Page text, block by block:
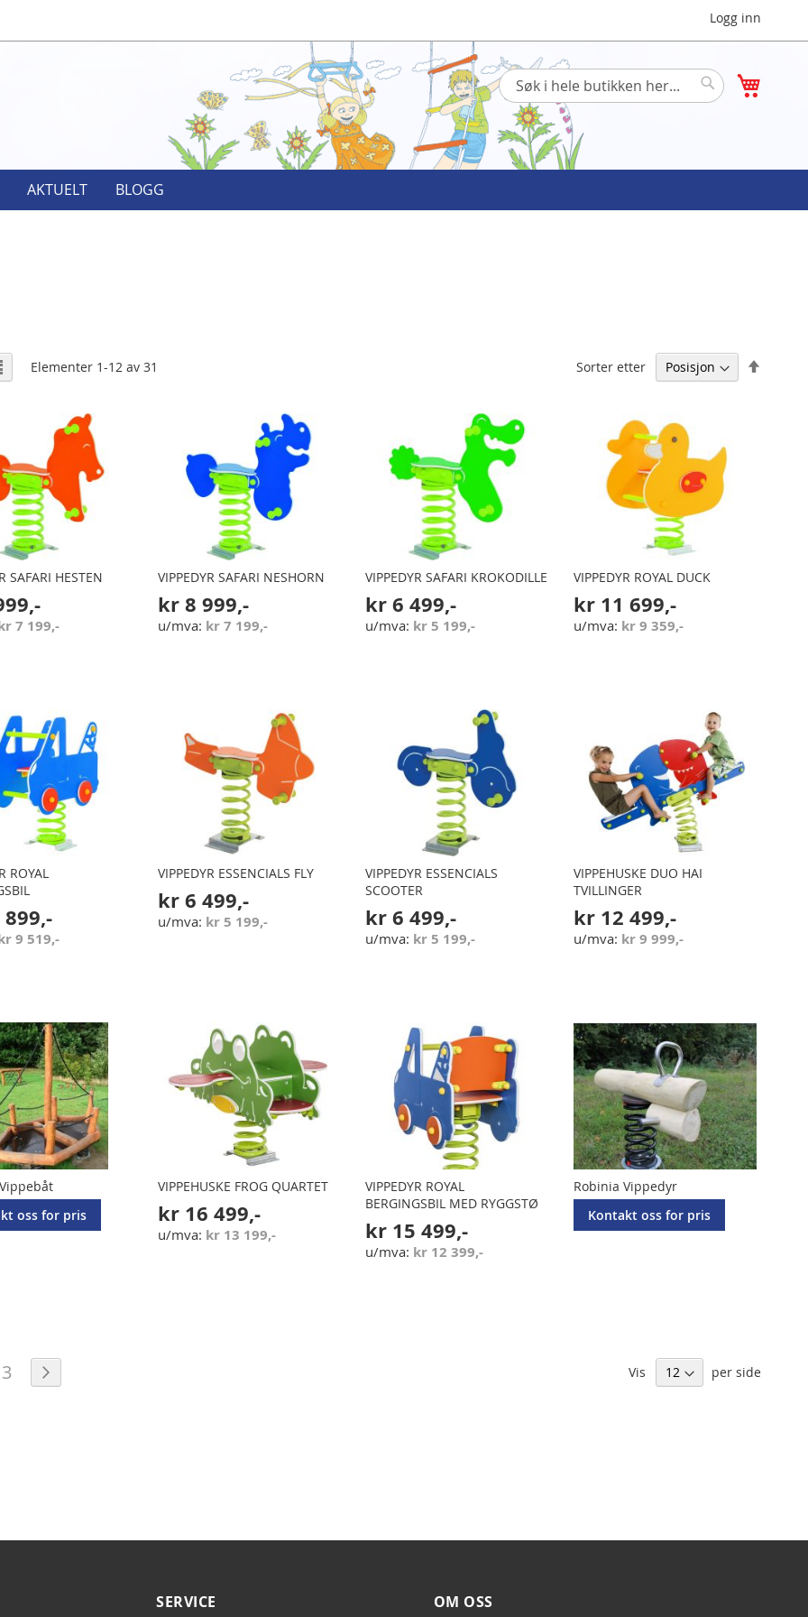
Logg inn
Søk
Søk
AKTUELT BLOGG
Liste Elementer 1-12av 31 Sorter etter
SAFARI HESTEN
7 199,-
VIPPEDYR SAFARI NESHORN
kr 8 999,-
kr 7 199,-
VIPPEDYR SAFARI KROKODILLE
kr 6 499,-
kr 5 199,-
VIPPEDYR ROYAL DUCK
kr 11 699,-
kr 9 359,-
ROYAL
9 519,-
VIPPEDYR ESSENCIALS FLY
kr 6 499,-
kr 5 199,-
VIPPEDYR ESSENCIALS
SCOOTER
kr 6 499,-
kr 5 199,-
VIPPEHUSKE DUO HAI
TVILLINGER
kr 12 499,-
kr 9 999,-
oss for pris
VIPPEHUSKE FROG QUARTET
kr 16 499,-
kr 13 199,-
VIPPEDYR ROYAL
BERGINGSBIL MED RYGGSTØ
kr 15 499,-
kr 12 399,-
Robinia Vippedyr
Kontakt oss for pris
currently reading page
Side
3 Vis per side
SERVICE OM OSS